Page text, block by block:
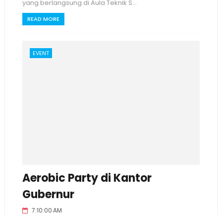
yang berlangsung di Aula Teknik S...
READ MORE
EVENT
Aerobic Party di Kantor
Gubernur
7:10:00 AM